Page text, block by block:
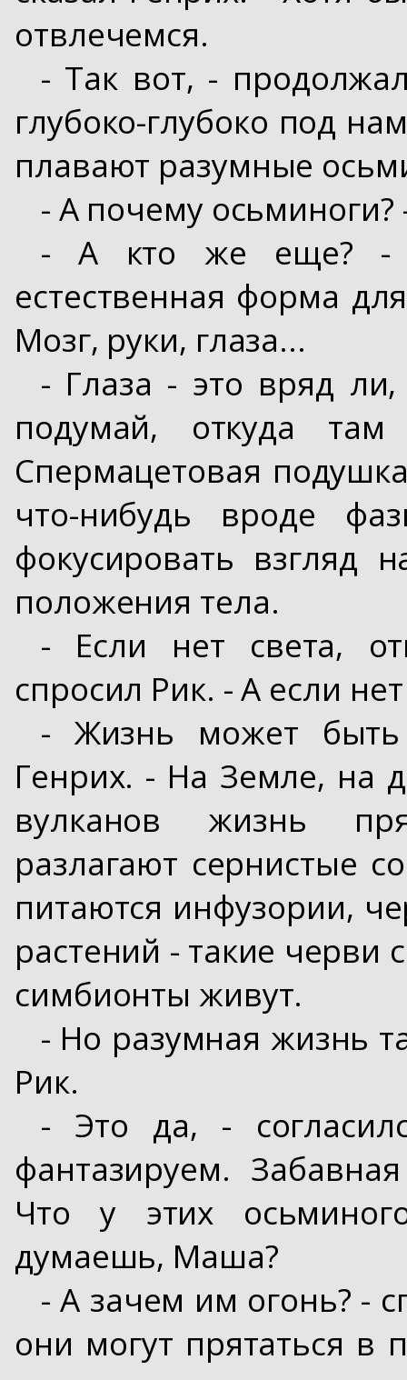
отвлечемся.
- Так вот, -
глубоко-глубоко под
плавают разумные
- А почему осьминоги?
- А кто же еще? -
естественная форма
Мозг, руки, глаза...
- Глаза - это вряд
подумай, откуда там
Спермацетовая
что-нибудь вроде
фокусировать взгляд
положения тела.
- Если нет света,
спросил Рик. - А если
- Жизнь может быть
Генрих. - На Земле, на
вулканов жизнь
разлагают сернистые
питаются инфузории,
растений - такие черви
симбионты живут.
- Но разумная жизнь
Рик.
- Это да, -
фантазируем.
Что у этих
думаешь, Маша?
- А зачем им огонь? -
они могут прятаться в